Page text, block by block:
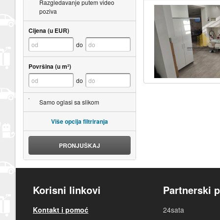
Razgledavanje putem video
poziva
Cijena (u EUR)
do
Površina (u m²)
do
Samo oglasi sa slikom
Više opcija filtriranja
PRONJUŠKAJ
Korisni linkovi
Kontakt i pomoć
Partnerski
24sata